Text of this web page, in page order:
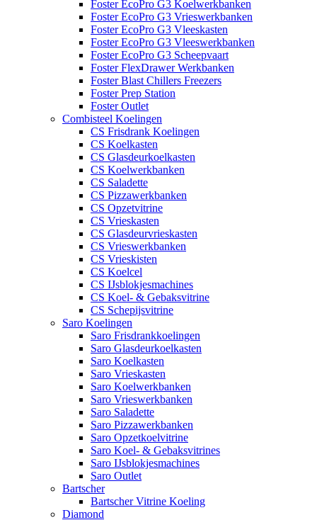
Foster EcoPro G3 Koelwerkbanken
Foster EcoPro G3 Vrieswerkbanken
Foster EcoPro G3 Vleeskasten
Foster EcoPro G3 Vleeswerkbanken
Foster EcoPro G3 Scheepvaart
Foster FlexDrawer Werkbanken
Foster Blast Chillers Freezers
Foster Prep Station
Foster Outlet
Combisteel Koelingen
CS Frisdrank Koelingen
CS Koelkasten
CS Glasdeurkoelkasten
CS Koelwerkbanken
CS Saladette
CS Pizzawerkbanken
CS Opzetvitrine
CS Vrieskasten
CS Glasdeurvrieskasten
CS Vrieswerkbanken
CS Vrieskisten
CS Koelcel
CS IJsblokjesmachines
CS Koel- & Gebaksvitrine
CS Schepijsvitrine
Saro Koelingen
Saro Frisdrankkoelingen
Saro Glasdeurkoelkasten
Saro Koelkasten
Saro Vrieskasten
Saro Koelwerkbanken
Saro Vrieswerkbanken
Saro Saladette
Saro Pizzawerkbanken
Saro Opzetkoelvitrine
Saro Koel- & Gebaksvitrines
Saro IJsblokjesmachines
Saro Outlet
Bartscher
Bartscher Vitrine Koeling
Diamond